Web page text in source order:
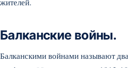
Балканские войны.
Балканскими войнами называют